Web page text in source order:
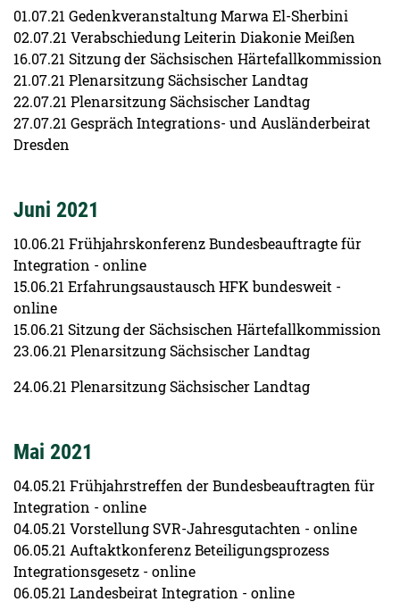
01.07.21 Gedenkveranstaltung Marwa El-Sherbini
02.07.21 Verabschiedung Leiterin Diakonie Meißen
16.07.21 Sitzung der Sächsischen Härtefallkommission
21.07.21 Plenarsitzung Sächsischer Landtag
22.07.21 Plenarsitzung Sächsischer Landtag
27.07.21 Gespräch Integrations- und Ausländerbeirat
Dresden
Juni 2021
10.06.21 Frühjahrskonferenz Bundesbeauftragte für
Integration - online
15.06.21 Erfahrungsaustausch HFK bundesweit -
online
15.06.21 Sitzung der Sächsischen Härtefallkommission
23.06.21 Plenarsitzung Sächsischer Landtag
24.06.21 Plenarsitzung Sächsischer Landtag
Mai 2021
04.05.21 Frühjahrstreffen der Bundesbeauftragten für
Integration - online
04.05.21 Vorstellung SVR-Jahresgutachten - online
06.05.21 Auftaktkonferenz Beteiligungsprozess
Integrationsgesetz - online
06.05.21 Landesbeirat Integration - online